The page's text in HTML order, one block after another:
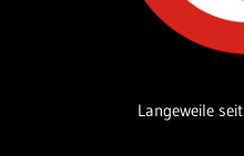
Langeweile seit